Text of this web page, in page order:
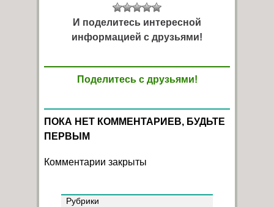
И поделитесь интересной
информацией с друзьями!
Поделитесь с друзьями!
ПОКА НЕТ КОММЕНТАРИЕВ, БУДЬТЕ
ПЕРВЫМ
Комментарии закрыты
Рубрики